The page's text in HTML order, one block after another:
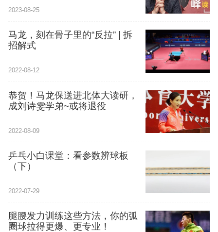
2023-08-25
马龙，刻在骨子里的“反拉” | 拆
招解式
2022-08-12
恭贺！马龙保送进北体大读研，
成刘诗雯学弟~或将退役
2022-08-09
乒乓小白课堂：看参数辨球板
（下）
2022-07-29
腿腰发力训练这些方法，你的弧
圈球拉得更爆、更专业！